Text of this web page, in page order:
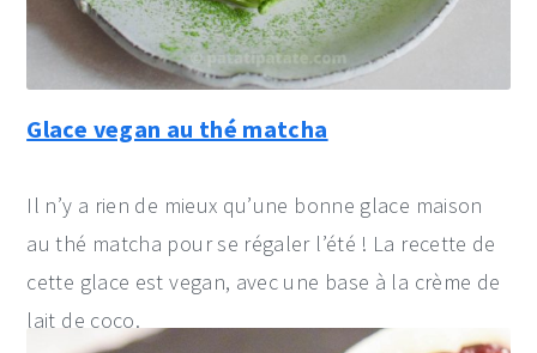
Glace vegan au thé matcha
Il n’y a rien de mieux qu’une bonne glace maison
au thé matcha pour se régaler l’été ! La recette de
cette glace est vegan, avec une base à la crème de
lait de coco.